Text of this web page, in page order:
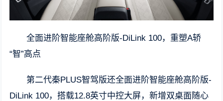
全面进阶智能座舱高阶版-DiLink 100，重塑A轿
“智”高点
第二代秦PLUS智驾版还全面进阶智能座舱高阶版-
DiLink 100，搭载12.8英寸中控大屏，新增双桌面随心